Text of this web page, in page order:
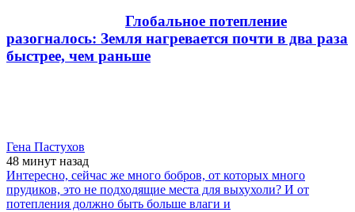
Глобальное потепление
разогналось: Земля нагревается почти в два раза
быстрее, чем раньше
Гена Пастухов
48 минут назад
Интересно, сейчас же много бобров, от которых много
прудиков, это не подходящие места для выхухоли? И от
потепления должно быть больше влаги и